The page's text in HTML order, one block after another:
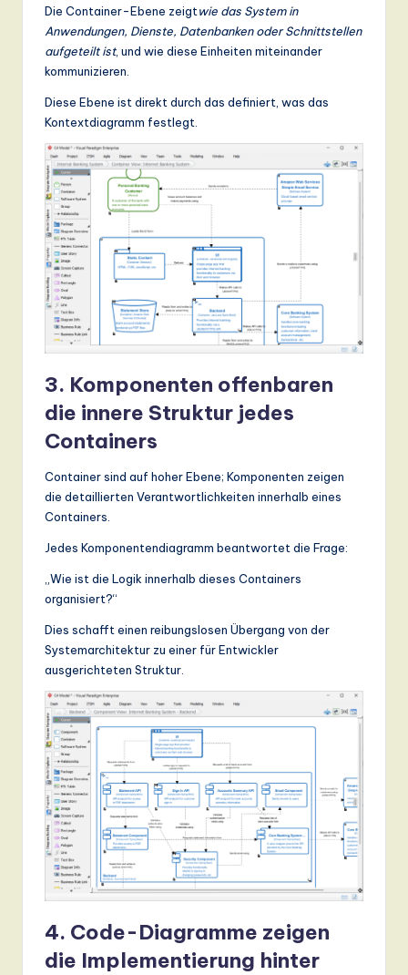
Die Container-Ebene zeigtwie das System in
Anwendungen, Dienste, Datenbanken oder Schnittstellen
aufgeteilt ist, und wie diese Einheiten miteinander
kommunizieren.
Diese Ebene ist direkt durch das definiert, was das
Kontextdiagramm festlegt.
3. Komponenten offenbaren
die innere Struktur jedes
Containers
Container sind auf hoher Ebene; Komponenten zeigen
die detaillierten Verantwortlichkeiten innerhalb eines
Containers.
Jedes Komponentendiagramm beantwortet die Frage:
„Wie ist die Logik innerhalb dieses Containers
organisiert?“
Dies schafft einen reibungslosen Übergang von der
Systemarchitektur zu einer für Entwickler
ausgerichteten Struktur.
4. Code-Diagramme zeigen
die Implementierung hinter